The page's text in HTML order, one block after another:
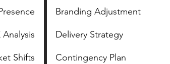
Analysis
Shifts
Branding Adjustment
Delivery Strategy
Contingency Plan